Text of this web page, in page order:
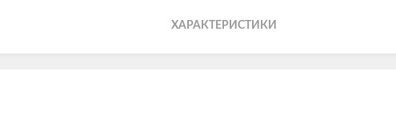
ХАРАКТЕРИСТИКИ